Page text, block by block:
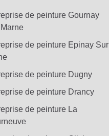
de peinture Gournay
de peinture Epinay Sur
de peinture Dugny
de peinture Drancy
de peinture La